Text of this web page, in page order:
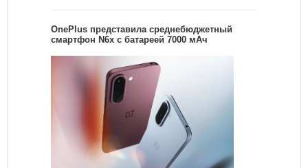
OnePlus представила среднебюджетный
смартфон N6x с батареей 7000 мАч